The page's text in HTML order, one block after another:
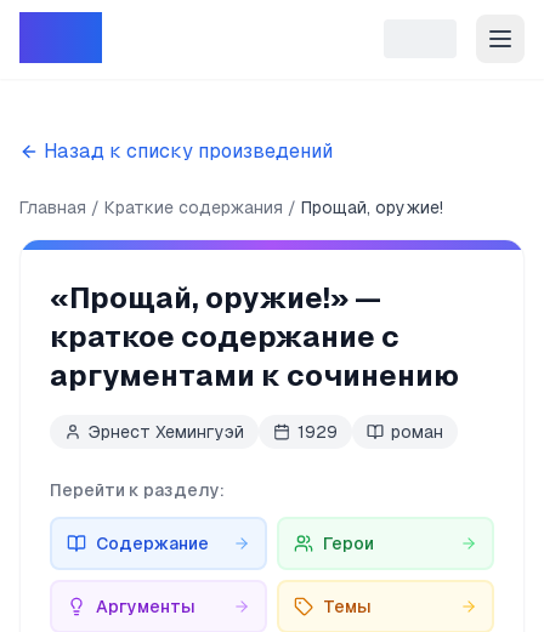
Назад к списку произведений
Главная Краткие содержания Прощай, оружие!
«Прощай, оружие!» —
краткое содержание с
аргументами к сочинению
Эрнест Хемингуэй 1929 роман
Перейти к разделу:
Содержание Герои
Аргументы Темы